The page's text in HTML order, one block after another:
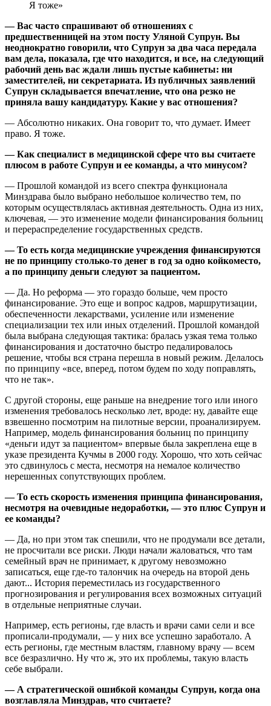
Я тоже»
— Вас часто спрашивают об отношениях с
предшественницей на этом посту Уляной Супрун. Вы
неоднократно говорили, что Супрун за два часа передала
вам дела, показала, где что находится, и все, на следующий
рабочий день вас ждали лишь пустые кабинеты: ни
заместителей, ни секретариата. Из публичных заявлений
Супрун складывается впечатление, что она резко не
приняла вашу кандидатуру. Какие у вас отношения?
— Абсолютно никаких. Она говорит то, что думает. Имеет
право. Я тоже.
— Как специалист в медицинской сфере что вы считаете
плюсом в работе Супрун и ее команды, а что минусом?
— Прошлой командой из всего спектра функционала
Минздрава было выбрано небольшое количество тем, по
которым осуществлялась активная деятельность. Одна из них,
ключевая, — это изменение модели финансирования больниц
и перераспределение государственных средств.
— То есть когда медицинские учреждения финансируются
не по принципу столько-то денег в год за одно койкоместо,
а по принципу деньги следуют за пациентом.
— Да. Но реформа — это гораздо больше, чем просто
финансирование. Это еще и вопрос кадров, маршрутизации,
обеспеченности лекарствами, усиление или изменение
специализации тех или иных отделений. Прошлой командой
была выбрана следующая тактика: бралась узкая тема только
финансирования и достаточно быстро педалировалось
решение, чтобы вся страна перешла в новый режим. Делалось
по принципу «все, вперед, потом будем по ходу поправлять,
что не так».
С другой стороны, еще раньше на внедрение того или иного
изменения требовалось несколько лет, вроде: ну, давайте еще
взвешенно посмотрим на пилотные версии, проанализируем.
Например, модель финансирования больниц по принципу
«деньги идут за пациентом» впервые была закреплена еще в
указе президента Кучмы в 2000 году. Хорошо, что хоть сейчас
это сдвинулось с места, несмотря на немалое количество
нерешенных сопутствующих проблем.
— То есть скорость изменения принципа финансирования,
несмотря на очевидные недоработки, — это плюс Супрун и
ее команды?
— Да, но при этом так спешили, что не продумали все детали,
не просчитали все риски. Люди начали жаловаться, что там
семейный врач не принимает, к другому невозможно
записаться, еще где-то талончик на очередь на второй день
дают... История переместилась из государственного
прогнозирования и регулирования всех возможных ситуаций
в отдельные неприятные случаи.
Например, есть регионы, где власть и врачи сами сели и все
прописали-продумали, — у них все успешно заработало. А
есть регионы, где местным властям, главному врачу — всем
все безразлично. Ну что ж, это их проблемы, такую власть
себе выбрали.
— А стратегической ошибкой команды Супрун, когда она
возглавляла Минздрав, что считаете?